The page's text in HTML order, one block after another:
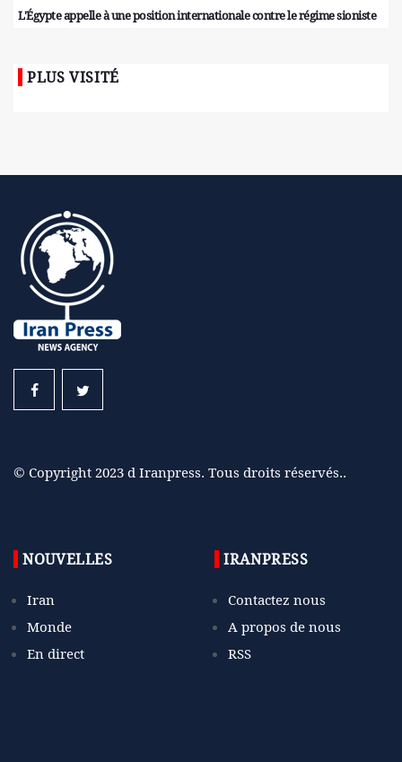
L'Égypte appelle à une position internationale contre le régime sioniste
PLUS VISITÉ
© Copyright 2023 d Iranpress. Tous droits réservés..
NOUVELLES
Iran
Monde
En direct
IRANPRESS
Contactez nous
A propos de nous
RSS